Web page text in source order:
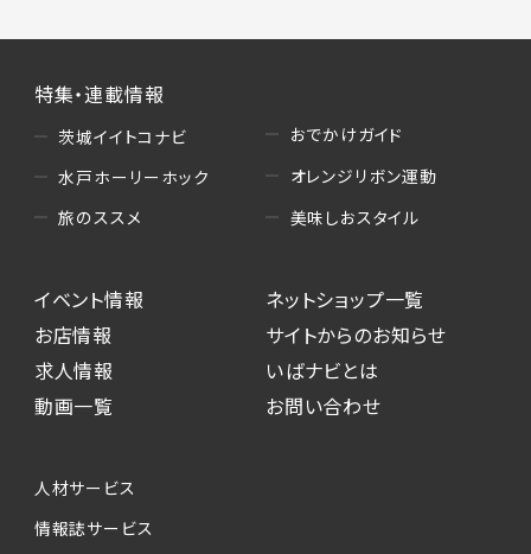
特集・連載情報
茨城イイトコナビ
水戸ホーリーホック
旅のススメ
おでかけガイド
オレンジリボン運動
美味しおスタイル
イベント情報
お店情報
求人情報
動画一覧
ネットショップ一覧
サイトからのお知らせ
いばナビとは
お問い合わせ
人材サービス
情報誌サービス